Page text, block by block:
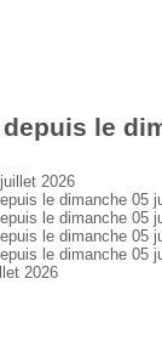
le
2026
le dimanche 05
le dimanche 05
le dimanche 05
le dimanche 05
2026